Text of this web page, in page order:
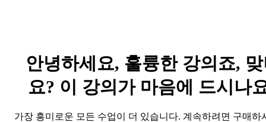
안녕하세요, 훌륭한 강의죠,
요? 이 강의가 마음에 드시나
가장 흥미로운 모든 수업이 더 있습니다. 계속하려면 구매하